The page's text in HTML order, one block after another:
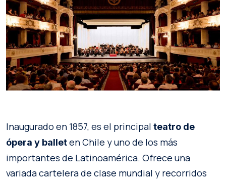
Inaugurado en 1857, es el principal teatro de
ópera y balleten Chile y uno de los más
importantes de Latinoamérica. Ofrece una
variada cartelera de clase mundial y recorridos